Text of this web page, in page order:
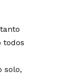
todos
solo,